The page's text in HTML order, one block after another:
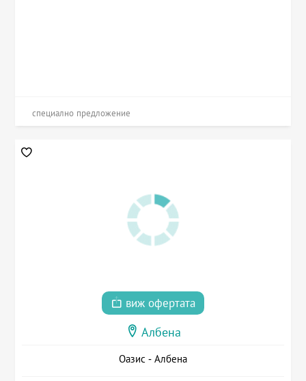
специално предложение
виж офертата
Албена
Оазис - Албена